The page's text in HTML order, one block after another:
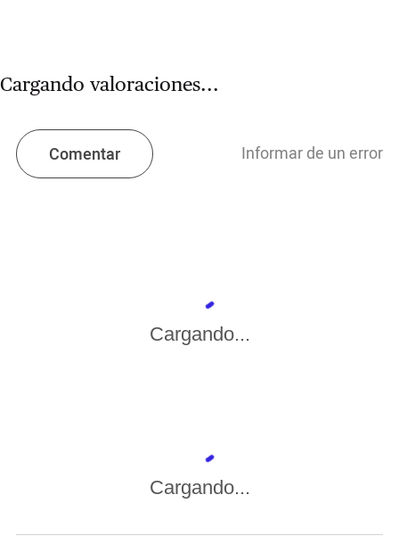
Cargando valoraciones...
Comentar Informar de un error
Cargando...
Cargando...